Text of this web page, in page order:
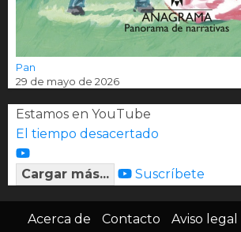
Pan
29 de mayo de 2026
Estamos en YouTube
El tiempo desacertado
Cargar más... Suscríbete
Acerca de Contacto Aviso legal